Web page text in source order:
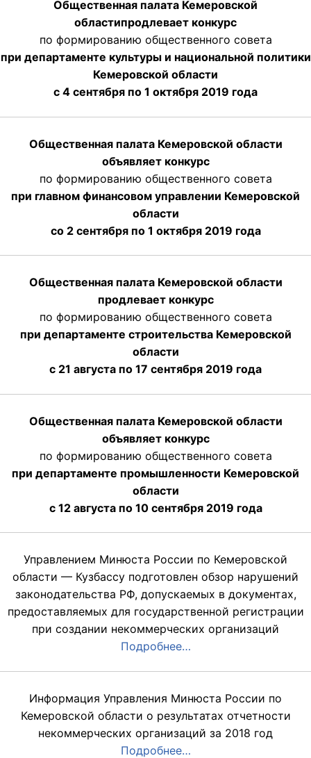
Общественная палата Кемеровской
областипродлевает конкурс
по формированию общественного совета
при департаменте культуры и национальной политики
Кемеровской области
с 4 сентября по 1 октября 2019 года
Общественная палата Кемеровской области
объявляет конкурс
по формированию общественного совета
при главном финансовом управлении Кемеровской
области
со 2 сентября по 1 октября 2019 года
Общественная палата Кемеровской области
продлевает конкурс
по формированию общественного совета
при департаменте строительства Кемеровской
области
с 21 августа по 17 сентября 2019 года
Общественная палата Кемеровской области
объявляет конкурс
по формированию общественного совета
при департаменте промышленности Кемеровской
области
с 12 августа по 10 сентября 2019 года
Управлением Минюста России по Кемеровской
области — Кузбассу подготовлен обзор нарушений
законодательства РФ, допускаемых в документах,
предоставляемых для государственной регистрации
при создании некоммерческих организаций
Подробнее…
Информация Управления Минюста России по
Кемеровской области о результатах отчетности
некоммерческих организаций за 2018 год
Подробнее…